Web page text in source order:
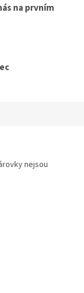
na prvním
nejsou